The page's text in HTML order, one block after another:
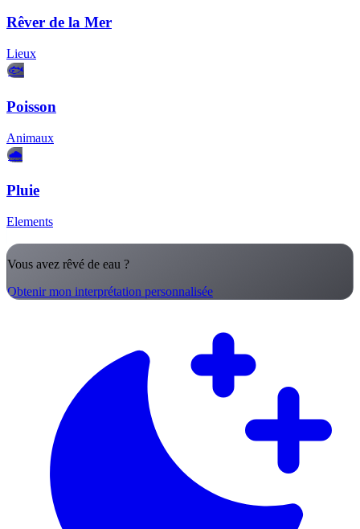
Rêver de la Mer
Lieux
🐟
Poisson
Animaux
🌧️
Pluie
Elements
Vous avez rêvé de eau ?
Obtenir mon interprétation personnalisée